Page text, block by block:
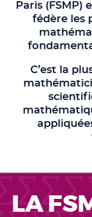
Paris (FSMP)
fédère les
C’est la
LA